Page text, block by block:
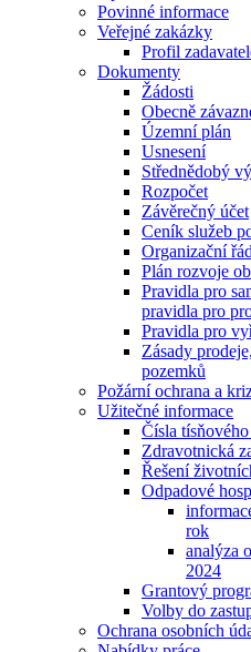
Povinné informace
Veřejné zakázky
Profil
Dokumenty
Žádosti
Obecně
Územní plán
Usnesení
Střednědobý
Rozpočet
Závěrečný účet
Ceník služeb
Organizační
Plán rozvoje
Pravidla pro
pravidla pro
Pravidla pro
Zásady
pozemků
Požární ochrana a
Užitečné informace
Čísla
Zdravotnická
Řešení
Odpadové
rok
analýza
2024
Grantový
Volby do
Ochrana osobních